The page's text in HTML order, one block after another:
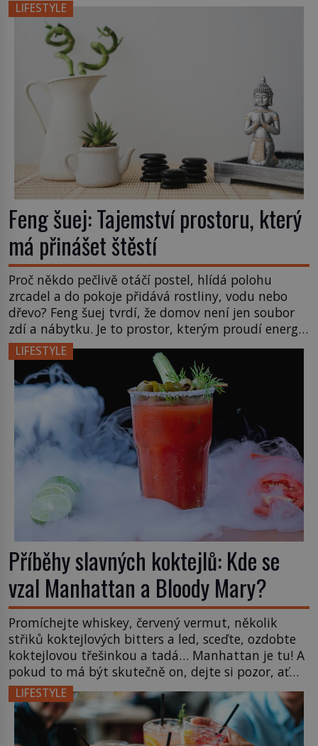
LIFESTYLE
Feng šuej: Tajemství prostoru, který
má přinášet štěstí
Proč někdo pečlivě otáčí postel, hlídá polohu
zrcadel a do pokoje přidává rostliny, vodu nebo
dřevo? Feng šuej tvrdí, že domov není jen soubor
zdí a nábytku. Je to prostor, kterým proudí energie
čchi a jeho uspořádání může ovlivňovat, jak se v
něm člověk cítí. Feng šuej má kořeny ve staré Číně
a jeho historie […]
LIFESTYLE
Příběhy slavných koktejlů: Kde se
vzal Manhattan a Bloody Mary?
Promíchejte whiskey, červený vermut, několik
střiků koktejlových bitters a led, sceďte, ozdobte
koktejlovou třešinkou a tadá… Manhattan je tu! A
pokud to má být skutečně on, dejte si pozor, ať
místo klasické americké rye whiskey či klidně
bourbonu nepoužijete skotskou whisku. Co se
stane? Inu, koktejl bude stále skvělý, ale už to
nebude Manhattan ale […]
LIFESTYLE